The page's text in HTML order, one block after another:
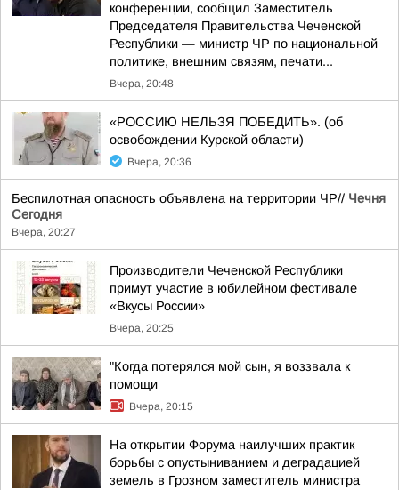
конференции, сообщил Заместитель
Председателя Правительства Чеченской
Республики — министр ЧР по национальной
политике, внешним связям, печати...
Вчера, 20:48
«РОССИЮ НЕЛЬЗЯ ПОБЕДИТЬ». (об
освобождении Курской области)
Вчера, 20:36
Беспилотная опасность объявлена на территории ЧР// Чечня
Сегодня
Вчера, 20:27
Производители Чеченской Республики
примут участие в юбилейном фестивале
«Вкусы России»
Вчера, 20:25
"Когда потерялся мой сын, я воззвала к
помощи
Вчера, 20:15
На открытии Форума наилучших практик
борьбы с опустыниванием и деградацией
земель в Грозном заместитель министра